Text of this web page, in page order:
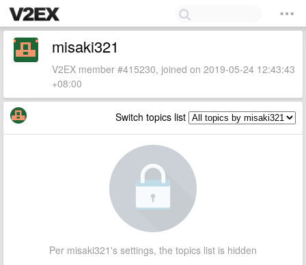
misaki321
V2EX member #415230, joined on 2019-05-24 12:43:43
+08:00
Switch topics list
Per misaki321's settings, the topics list is hidden